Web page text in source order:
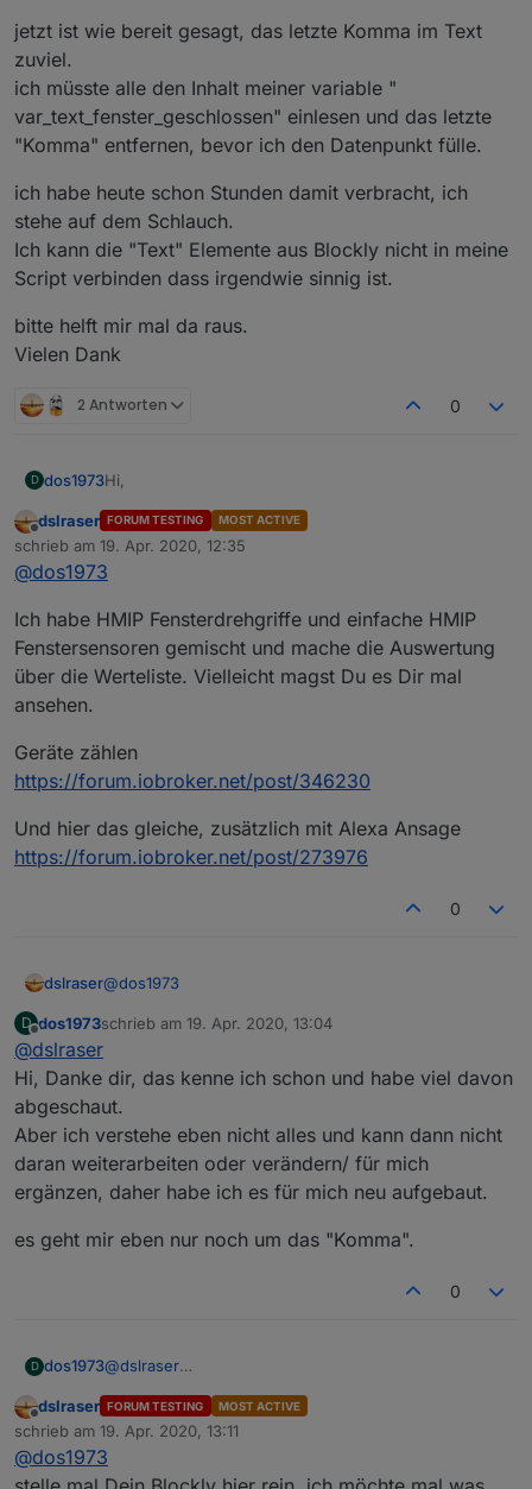
jetzt ist wie bereit gesagt, das letzte Komma im Text
zuviel.
ich müsste alle den Inhalt meiner variable "
var_text_fenster_geschlossen" einlesen und das letzte
"Komma" entfernen, bevor ich den Datenpunkt fülle.
ich habe heute schon Stunden damit verbracht, ich
stehe auf dem Schlauch.
Ich kann die "Text" Elemente aus Blockly nicht in meine
Script verbinden dass irgendwie sinnig ist.
bitte helft mir mal da raus.
Vielen Dank
2 Antworten 0
D dos1973Hi,
ich versuche ein "letztes Komma" in meinem DP zu
entfernen, aber egal wo ich ansetze es zerschiesst
mir mein Blockly. Es gibt ein Haufen Fenster Status
was ich gerne wollte. Ich also nachfolgendes Blockly
und es funktioniert einwandfrei nur habe ich eben ein
"letztes Komma" in meinem DP, das ich aus
"Perfektionsgründen" gerne weg hätte.
mein Blockly ist bestimmt nich so elegant wieviele
ich gehe reagier auf die Trigger der HM Fenstergriffe
und schreibe abhängig davon in variable den Namen
der Fenster.
Datenpunkte
Offline
dslraser FORUM TESTING MOST ACTIVE
schrieb am 19. Apr. 2020, 12:35
zuletzt editiert von
@dos1973
Ich habe HMIP Fensterdrehgriffe und einfache HMIP
Fenstersensoren gemischt und mache die Auswertung
über die Werteliste. Vielleicht magst Du es Dir mal
ansehen.
Geräte zählen
https://forum.iobroker.net/post/346230
Und hier das gleiche, zusätzlich mit Alexa Ansage
https://forum.iobroker.net/post/273976
0
dslraser@dos1973
Ich habe HMIP Fensterdrehgriffe und einfache HMIP
Auswertung über die Werteliste. Vielleicht magst Du
Geräte zählen
https://forum.iobroker.net/post/346230
Und hier das gleiche, zusätzlich mit Alexa Ansage
https://forum.iobroker.net/post/273976
D
Offline
dos1973schrieb am 19. Apr. 2020, 13:04
zuletzt editiert von
@dslraser
Hi, Danke dir, das kenne ich schon und habe viel davon
abgeschaut.
Aber ich verstehe eben nicht alles und kann dann nicht
daran weiterarbeiten oder verändern/ für mich
ergänzen, daher habe ich es für mich neu aufgebaut.
es geht mir eben nur noch um das "Komma".
0
D dos1973@dslraser
davon abgeschaut.
Aber ich verstehe eben nicht alles und kann dann
nicht daran weiterarbeiten oder verändern/ für mich
ergänzen, daher habe ich es für mich neu aufgebaut.
es geht mir eben nur noch um das "Komma".
Offline
dslraser FORUM TESTING MOST ACTIVE
schrieb am 19. Apr. 2020, 13:11
zuletzt editiert von
@dos1973